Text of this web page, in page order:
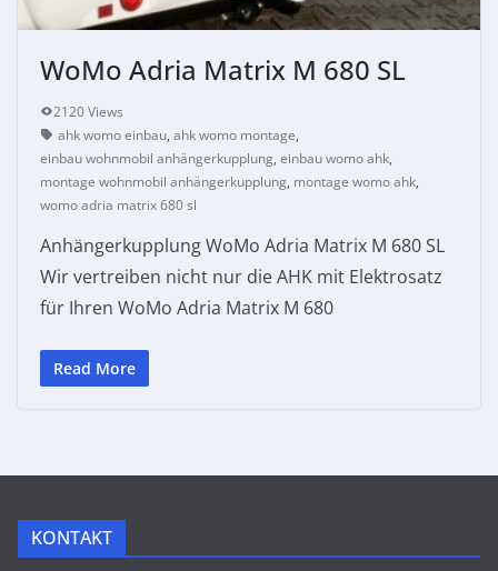
WoMo Adria Matrix M 680 SL
2120 Views
ahk womo einbau, ahk womo montage,
einbau wohnmobil anhängerkupplung, einbau womo ahk,
montage wohnmobil anhängerkupplung, montage womo ahk,
womo adria matrix 680 sl
Anhängerkupplung WoMo Adria Matrix M 680 SL
Wir vertreiben nicht nur die AHK mit Elektrosatz
für Ihren WoMo Adria Matrix M 680
Read More
KONTAKT